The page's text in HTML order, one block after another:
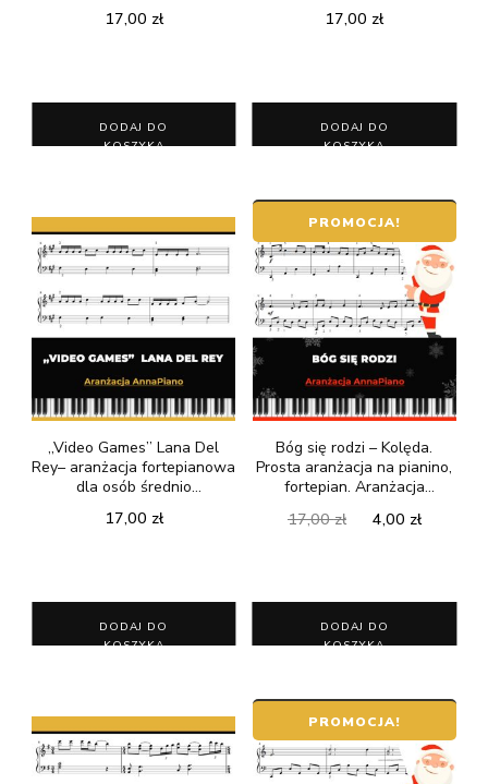
17,00 zł
DODAJ DO
KOSZYKA
17,00 zł
DODAJ DO
KOSZYKA
„Video Games” Lana Del
Rey– aranżacja fortepianowa
dla osób średnio
17,00 zł
DODAJ DO
KOSZYKA
PROMOCJA!
Bóg się rodzi – Kolęda.
Prosta aranżacja na pianino,
fortepian. Aranżacja
17,00zł
Pierwotna
4,00 zł
DODAJ DO
KOSZYKA
PROMOCJA!